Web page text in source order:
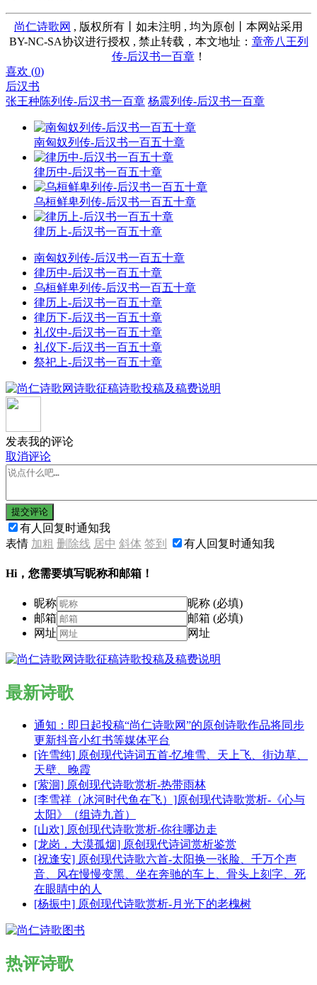
尚仁诗歌网 , 版权所有丨如未注明 , 均为原创丨本网站采用
BY-NC-SA协议进行授权 , 禁止转载，本文地址： 章帝八王列
传-后汉书一百章！
喜欢 (0)
后汉书
张王种陈列传-后汉书一百章 杨震列传-后汉书一百章
南匈奴列传-后汉书一百五十章
律历中-后汉书一百五十章
乌桓鲜卑列传-后汉书一百五十章
律历上-后汉书一百五十章
南匈奴列传-后汉书一百五十章
律历中-后汉书一百五十章
乌桓鲜卑列传-后汉书一百五十章
律历上-后汉书一百五十章
律历下-后汉书一百五十章
礼仪中-后汉书一百五十章
礼仪下-后汉书一百五十章
祭祀上-后汉书一百五十章
发表我的评论
取消评论
提交评论
有人回复时通知我
表情 加粗 删除线 居中 斜体 签到 有人回复时通知我
Hi，您需要填写昵称和邮箱！
昵称
昵称 (必填)
邮箱
邮箱 (必填)
网址
网址
最新诗歌
通知：即日起投稿“尚仁诗歌网”的原创诗歌作品将同步
更新抖音小红书等媒体平台
[许雪纯] 原创现代诗词五首-忆堆雪、天上飞、街边草、
天壁、晚霞
[萦洄] 原创现代诗歌赏析-热带雨林
[李雪祥（冰河时代鱼在飞）]原创现代诗歌赏析-《心与
太阳》（组诗九首）
[山欢] 原创现代诗歌赏析-你往哪边走
[龙岗，大漠孤烟] 原创现代诗词赏析鉴赏
[祝逢安] 原创现代诗歌六首-太阳换一张脸、千万个声
音、风在慢慢变黑、坐在奔驰的车上、骨头上刻字、死
在眼睛中的人
[杨振中] 原创现代诗歌赏析-月光下的老槐树
热评诗歌